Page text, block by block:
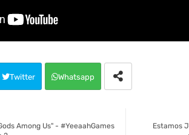
Twitter Whatsapp
Estamos
Among Us" - #YeeaahGames